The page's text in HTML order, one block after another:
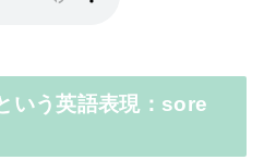
いう英語表現：sore